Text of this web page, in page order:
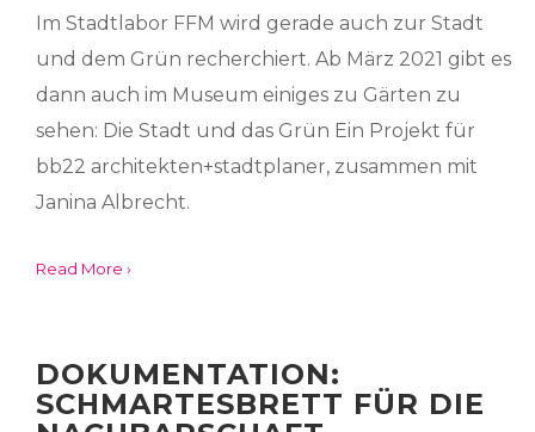
Im Stadtlabor FFM wird gerade auch zur Stadt
und dem Grün recherchiert. Ab März 2021 gibt es
dann auch im Museum einiges zu Gärten zu
sehen: Die Stadt und das Grün Ein Projekt für
bb22 architekten+stadtplaner, zusammen mit
Janina Albrecht.
Read More ›
DOKUMENTATION:
SCHMARTESBRETT FÜR DIE